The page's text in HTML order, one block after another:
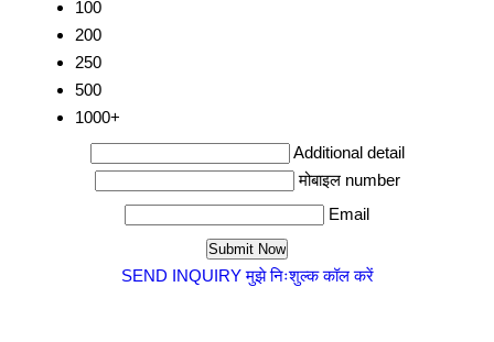
100
200
250
500
1000+
Additional detail
मोबाइल number
Email
SEND INQUIRY मुझे निःशुल्क कॉल करें